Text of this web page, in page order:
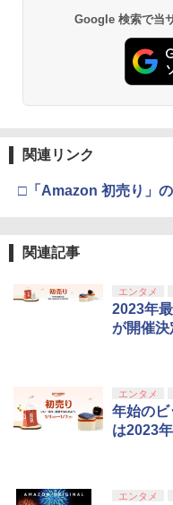
Google 検索で当
関連リンク
□「Amazon 初売り」
関連記事
エンタメ
2023年
が開催決
エンタメ
年始のビ
は2023
エンタメ